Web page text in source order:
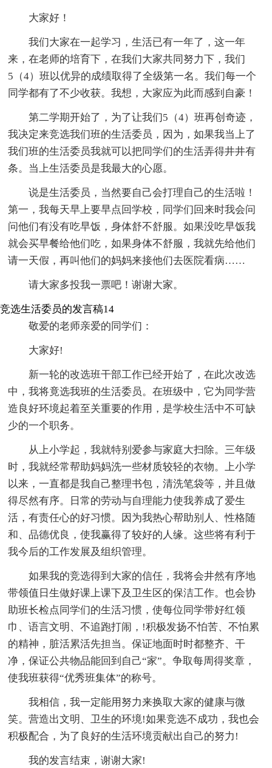
大家好！
我们大家在一起学习，生活已有一年了，这一年
来，在老师的培育下，在我们大家共同努力下，我们
5（4）班以优异的成绩取得了全级第一名。我们每一个
同学都有了不少收获。我想，大家应为此而感到自豪！
第二学期开始了，为了让我们5（4）班再创奇迹，
我决定来竞选我们班的生活委员，因为，如果我当上了
我们班的生活委员我就可以把同学们的生活弄得井井有
条。当上生活委员是我最大的心愿。
说是生活委员，当然要自己会打理自己的生活啦！
第一，我每天早上要早点回学校，同学们回来时我会问
问他们有没有吃早饭，身体舒不舒服。如果没吃早饭我
就会买早餐给他们吃，如果身体不舒服，我就先给他们
请一天假，再叫他们的妈妈来接他们去医院看病……
请大家多投我一票吧！谢谢大家。
竞选生活委员的发言稿14
敬爱的老师亲爱的同学们：
大家好!
新一轮的改选班干部工作已经开始了，在此次改选
中，我将竟选我班的生活委员。在班级中，它为同学营
造良好环境起着至关重要的作用，是学校生活中不可缺
少的一个职务。
从上小学起，我就特别爱参与家庭大扫除。三年级
时，我就经常帮助妈妈洗一些材质较轻的衣物。上小学
以来，一直都是我自己整理书包，清洗笔袋等，并且做
得尽然有序。日常的劳动与自理能力使我养成了爱生
活，有责任心的好习惯。因为我热心帮助别人、性格随
和、品德优良，使我赢得了较好的人缘。这些将有利于
我今后的工作发展及组织管理。
如果我的竞选得到大家的信任，我将会井然有序地
带领值日生做好课上课下及卫生区的保洁工作。也会协
助班长检点同学们的生活习惯，使每位同学带好红领
巾、语言文明、不追跑打闹，!积极发扬不怕苦、不怕累
的精神，脏活累活先担当。保证地面时时都整齐、干
净，保证公共物品能回到自己“家”。争取每周得奖章，
使我班获得“优秀班集体”的称号。
我相信，我一定能用努力来换取大家的健康与微
笑。营造出文明、卫生的环境!如果竞选不成功，我也会
积极配合，为了良好的生活环境贡献出自己的努力!
我的发言结束，谢谢大家!